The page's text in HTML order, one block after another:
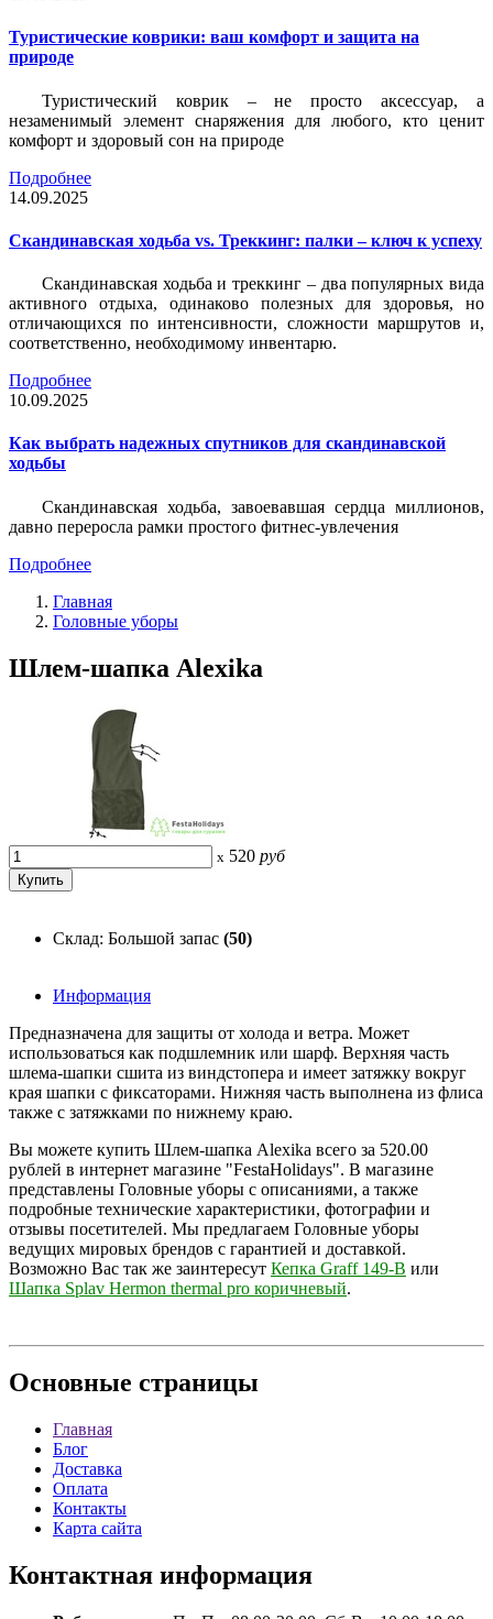
Туристические коврики: ваш комфорт и защита на
природе
Туристический коврик – не просто аксессуар, а
незаменимый элемент снаряжения для любого, кто ценит
комфорт и здоровый сон на природе
Подробнее
14.09.2025
Скандинавская ходьба vs. Треккинг: палки – ключ к успеху
Скандинавская ходьба и треккинг – два популярных вида
активного отдыха, одинаково полезных для здоровья, но
отличающихся по интенсивности, сложности маршрутов и,
соответственно, необходимому инвентарю.
Подробнее
10.09.2025
Как выбрать надежных спутников для скандинавской
ходьбы
Скандинавская ходьба, завоевавшая сердца миллионов,
давно переросла рамки простого фитнес-увлечения
Подробнее
Главная
Головные уборы
Шлем-шапка Alexika
x 520 руб
Склад: Большой запас (50)
Информация
Предназначена для защиты от холода и ветра. Может
использоваться как подшлемник или шарф. Верхняя часть
шлема-шапки сшита из виндстопера и имеет затяжку вокруг
края шапки с фиксаторами. Нижняя часть выполнена из флиса
также с затяжками по нижнему краю.
Вы можете купить Шлем-шапка Alexika всего за 520.00
рублей в интернет магазине "FestaHolidays". В магазине
представлены Головные уборы с описаниями, а также
подробные технические характеристики, фотографии и
отзывы посетителей. Мы предлагаем Головные уборы
ведущих мировых брендов с гарантией и доставкой.
Возможно Вас так же заинтересут Кепка Graff 149-B или
Шапка Splav Hermon thermal pro коричневый.
Основные страницы
Главная
Блог
Доставка
Оплата
Контакты
Карта сайта
Контактная информация